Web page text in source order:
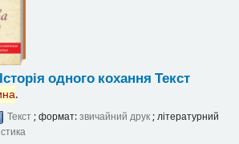
одного кохання Текст
.
Текст; формат:звичайний друк; літературний